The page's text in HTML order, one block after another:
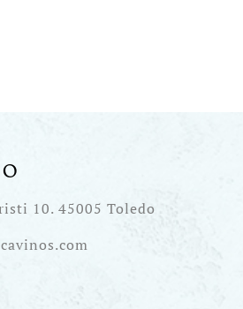
10. 45005 Toledo